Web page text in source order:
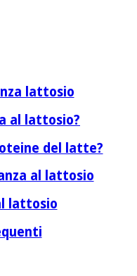
lattosio
al lattosio?
del latte?
al lattosio
lattosio